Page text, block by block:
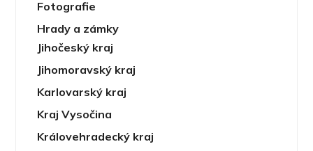
Fotografie
Hrady a zámky
Jihočeský kraj
Jihomoravský kraj
Karlovarský kraj
Kraj Vysočina
Královehradecký kraj